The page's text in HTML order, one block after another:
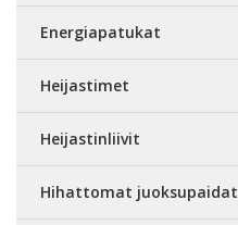
Energiapatukat
Heijastimet
Heijastinliivit
Hihattomat juoksupaidat